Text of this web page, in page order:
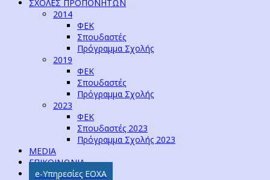
ΣΧΟΛΕΣ ΠΡΟΠΟΝΗΤΩΝ
2014
ΦΕΚ
Σπουδαστές
Πρόγραμμα Σχολής
2019
ΦΕΚ
Σπουδαστές
Πρόγραμμα Σχολής
2023
ΦΕΚ
Σπουδαστές 2023
Πρόγραμμα Σχολής 2023
MEDIA
ΕΠΙΚΟΙΝΩΝΙΑ
e-Υπηρεσίες ΕΟΧΑ